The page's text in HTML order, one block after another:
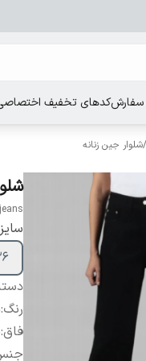
سفارشکدهای تخفیف اختصاصی
/شلوار جین زنانه
سایز
رنگ:
فاق: